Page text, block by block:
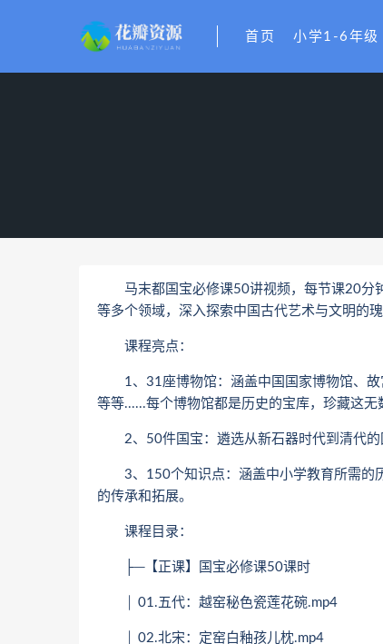
首页 小学1-6年级
马末都国宝必修课50讲视频，每节课20分钟
等多个领域，深入探索中国古代艺术与文明的瑰
课程亮点：
1、31座博物馆：涵盖中国国家博物馆、故
等等......每个博物馆都是历史的宝库，珍藏这无
2、50件国宝：遴选从新石器时代到清代的
3、150个知识点：涵盖中小学教育所需的历
的传承和拓展。
课程目录：
├─【正课】国宝必修课50课时
│ 01.五代：越窑秘色瓷莲花碗.mp4
│ 02.北宋：定窑白釉孩儿枕.mp4